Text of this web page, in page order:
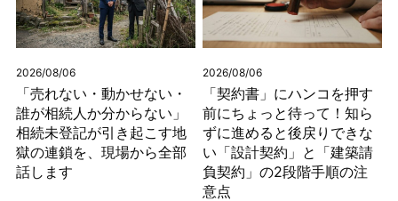
2026/08/06
「売れない・動かせない・
誰が相続人か分からない」
相続未登記が引き起こす地
獄の連鎖を、現場から全部
話します
2026/08/06
「契約書」にハンコを押す
前にちょっと待って！知ら
ずに進めると後戻りできな
い「設計契約」と「建築請
負契約」の2段階手順の注
意点